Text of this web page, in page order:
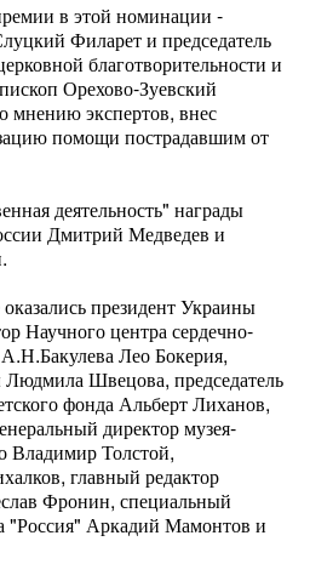
в этой номинации -
Филарет и председатель
благотворительности и
Орехово-Зуевский
мнению экспертов, внес
помощи пострадавшим от
деятельность" награды
Дмитрий Медведев и
президент Украины
Научного центра сердечно-
Лео Бокерия,
Швецова, председатель
фонда Альберт Лиханов,
директор музея-
Владимир Толстой,
главный редактор
Фронин, специальный
"Россия" Аркадий Мамонтов и